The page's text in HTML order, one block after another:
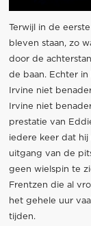
Terwijl in de
bleven staan, zo
door de
de baan. Echter
Irvine niet
Irvine niet
prestatie van
iedere keer dat
uitgang van de
geen wielspin te
Frentzen die al
het gehele uur
tijden.